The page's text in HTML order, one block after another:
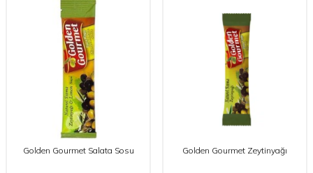
Golden Gourmet Salata Sosu Golden Gourmet Zeytinyağı